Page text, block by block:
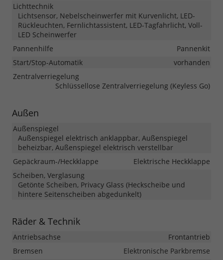
Lichttechnik
Lichtsensor, Nebelscheinwerfer mit Kurvenlicht, LED-
Rückleuchten, Fernlichtassistent, LED-Tagfahrlicht, Voll-
LED Scheinwerfer
Pannenhilfe
Pannenkit
Start/Stop-Automatik
vorhanden
Zentralverriegelung
Schlüssellose Zentralverriegelung (Keyless Go)
Außen
Außenspiegel
Außenspiegel elektrisch anklappbar, Außenspiegel
beheizbar, Außenspiegel elektrisch verstellbar
Gepäckraum-/Heckklappe
Elektrische Heckklappe
Scheiben, Verglasung
Getönte Scheiben, Privacy Glass (Heckscheibe und
hintere Seitenscheiben abgedunkelt)
Räder & Technik
Antriebsachse
Frontantrieb
Bremsen
Elektronische Parkbremse